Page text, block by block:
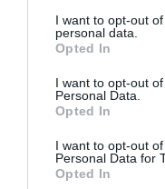
not limited to your visit
grant or deny consent
use your data for
consent section.
I want to opt-out
personal data.
Opted In
I want to opt-out
Personal Data.
Opted In
I want to opt-out
Personal Data for
Opted In
κατακερματισμού.
8. Ο Κώδικας
τις ισχύουσες
διατάξεις νόμων
που αφορούν τη